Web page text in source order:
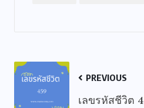
PREVIOUS
เลขรหัสชีวิต